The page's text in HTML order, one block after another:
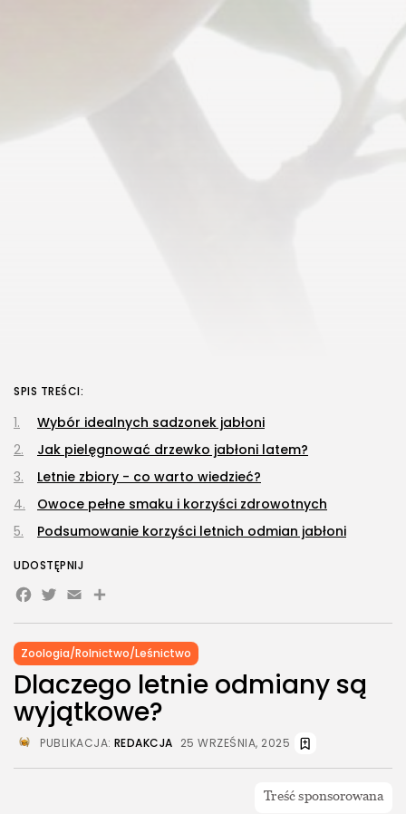
Zoologia/Rolnictwo/Leśnictwo
Dlaczego letnie odmiany są
wyjątkowe?
PUBLIKACJA: REDAKCJA 25 WRZEŚNIA, 2025
SPIS TREŚCI:
Wybór idealnych sadzonek jabłoni
Jak pielęgnować drzewko jabłoni latem?
Letnie zbiory - co warto wiedzieć?
Owoce pełne smaku i korzyści zdrowotnych
Podsumowanie korzyści letnich odmian jabłoni
UDOSTĘPNIJ
Facebook
Twitter
EmailShare